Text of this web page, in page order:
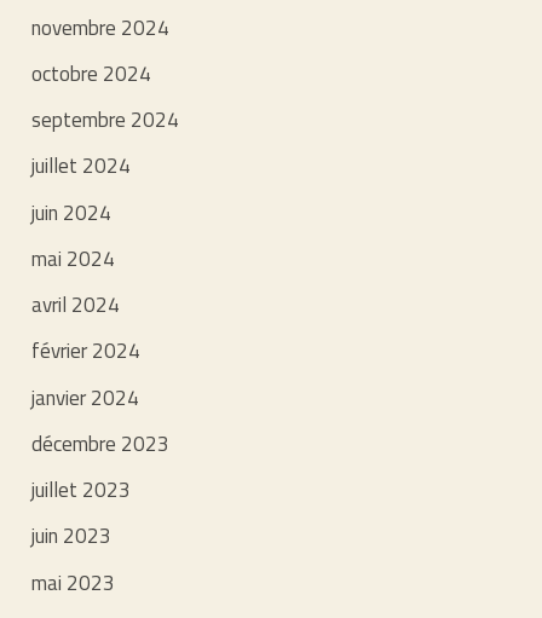
novembre 2024
octobre 2024
septembre 2024
juillet 2024
juin 2024
mai 2024
avril 2024
février 2024
janvier 2024
décembre 2023
juillet 2023
juin 2023
mai 2023